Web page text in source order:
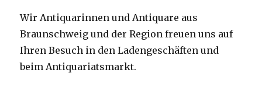
Wir Antiquarinnen und Antiquare aus
Braunschweig und der Region freuen uns auf
Ihren Besuch in den Ladengeschäften und
beim Antiquariatsmarkt.